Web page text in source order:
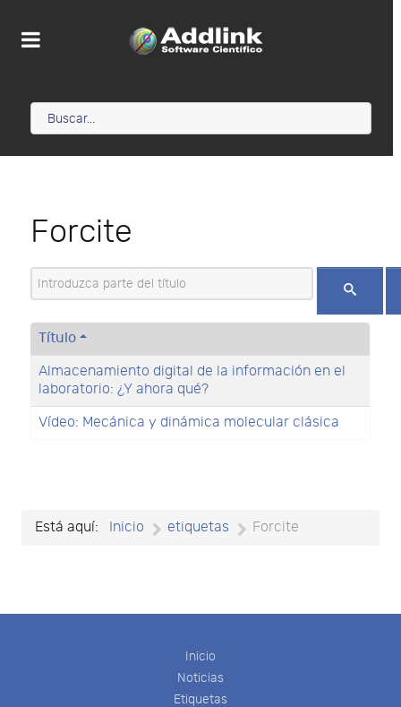
Forcite
Introduzca parte del título
Título
Almacenamiento digital de la información en el
laboratorio: ¿Y ahora qué?
Vídeo: Mecánica y dinámica molecular clásica
Está aquí: Inicio etiquetas Forcite
Inicio
Noticias
Etiquetas